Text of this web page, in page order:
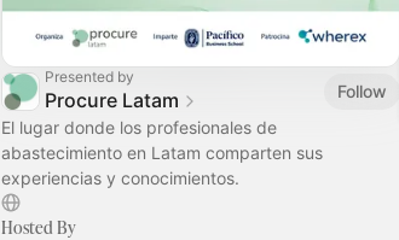
Presented by
Procure Latam
Follow
El lugar donde los profesionales de
abastecimiento en Latam comparten sus
experiencias y conocimientos.
Hosted By